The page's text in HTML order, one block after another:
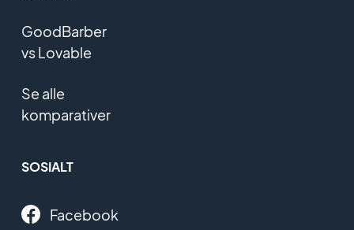
GoodBarber
vs Lovable
Se alle
komparativer
SOSIALT
Facebook